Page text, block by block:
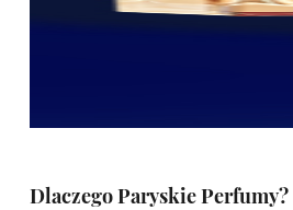
Dlaczego Paryskie Perfumy?